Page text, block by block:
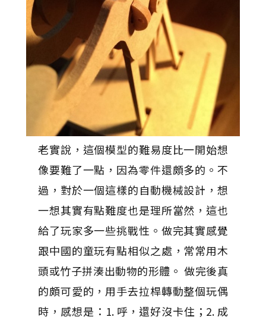
老實說，這個模型的難易度比一開始想
像要難了一點，因為零件還頗多的。不
過，對於一個這樣的自動機械設計，想
一想其實有點難度也是理所當然，這也
給了玩家多一些挑戰性。做完其實感覺
跟中國的童玩有點相似之處，常常用木
頭或竹子拼湊出動物的形體。 做完後真
的頗可愛的，用手去拉桿轉動整個玩偶
時，感想是：1. 呼，還好沒卡住；2. 成